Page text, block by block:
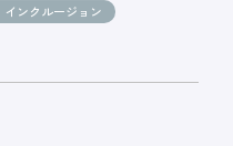
ンクルージョン